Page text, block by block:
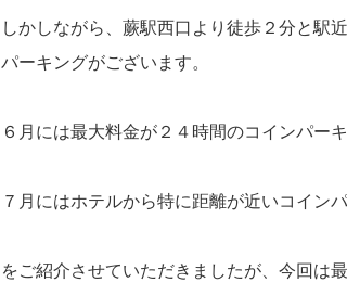
しかしながら、蕨駅西口より徒歩２分と駅
パーキングがございます。
６月には最大料金が２４時間のコインパー
７月にはホテルから特に距離が近いコイン
をご紹介させていただきましたが、今回は